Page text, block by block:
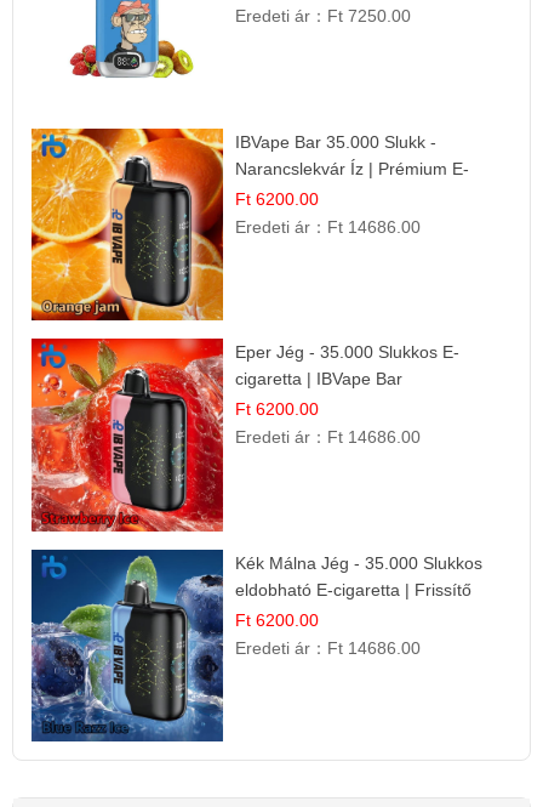
Eredeti ár： Ft 7250.00
IBVape Bar 35.000 Slukk -
Narancslekvár Íz | Prémium E-
cigaretta
Ft 6200.00
Eredeti ár： Ft 14686.00
Eper Jég - 35.000 Slukkos E-
cigaretta | IBVape Bar
Ft 6200.00
Eredeti ár： Ft 14686.00
Kék Málna Jég - 35.000 Slukkos
eldobható E-cigaretta | Frissítő
Ízélmény
Ft 6200.00
Eredeti ár： Ft 14686.00